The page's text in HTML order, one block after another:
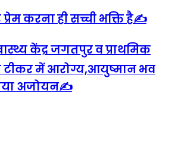
करना ही सच्ची भक्ति है✍️
केंद्र जगतपुर व प्राथमिक
टीकर में आरोग्य,आयुष्मान भव
अजोयन✍️